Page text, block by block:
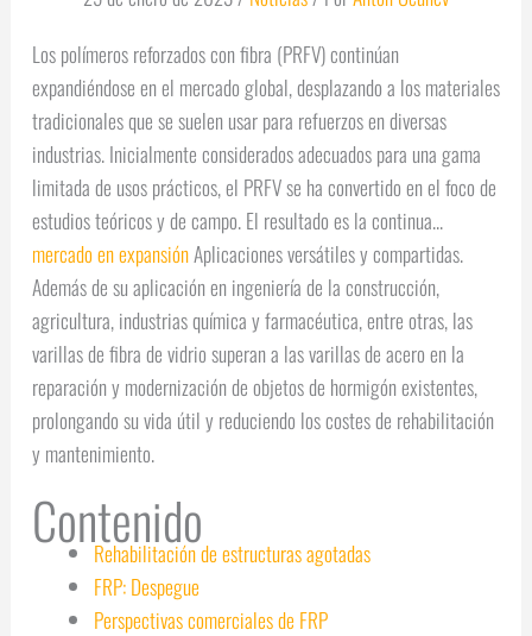
Los polímeros reforzados con fibra (PRFV) continúan
expandiéndose en el mercado global, desplazando a los materiales
tradicionales que se suelen usar para refuerzos en diversas
industrias. Inicialmente considerados adecuados para una gama
limitada de usos prácticos, el PRFV se ha convertido en el foco de
estudios teóricos y de campo. El resultado es la continua...
mercado en expansiónAplicaciones versátiles y compartidas.
Además de su aplicación en ingeniería de la construcción,
agricultura, industrias química y farmacéutica, entre otras, las
varillas de fibra de vidrio superan a las varillas de acero en la
reparación y modernización de objetos de hormigón existentes,
prolongando su vida útil y reduciendo los costes de rehabilitación
y mantenimiento.
Contenido
Rehabilitación de estructuras agotadas
FRP: Despegue
Perspectivas comerciales de FRP